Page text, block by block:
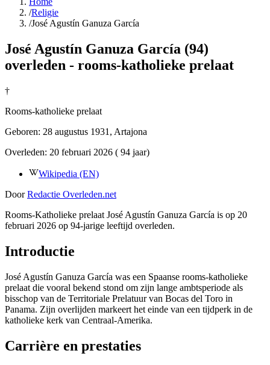
/Religie
/José Agustín Ganuza García
José Agustín Ganuza García (94)
overleden - rooms-katholieke prelaat
†
Rooms-katholieke prelaat
Geboren: 28 augustus 1931 , Artajona
Overleden: 20 februari 2026 ( 94 jaar)
Wikipedia (EN)
Door Redactie Overleden.net
Rooms-Katholieke prelaat José Agustín Ganuza García is op 20
februari 2026 op 94-jarige leeftijd overleden.
Introductie
José Agustín Ganuza García was een Spaanse rooms-katholieke
prelaat die vooral bekend stond om zijn lange ambtsperiode als
bisschop van de Territoriale Prelatuur van Bocas del Toro in
Panama. Zijn overlijden markeert het einde van een tijdperk in de
katholieke kerk van Centraal-Amerika.
Carrière en prestaties